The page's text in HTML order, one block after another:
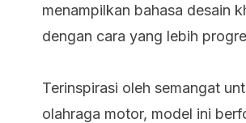
menampilkan bahasa desain
dengan cara yang lebih
Terinspirasi oleh semangat
olahraga motor, model ini